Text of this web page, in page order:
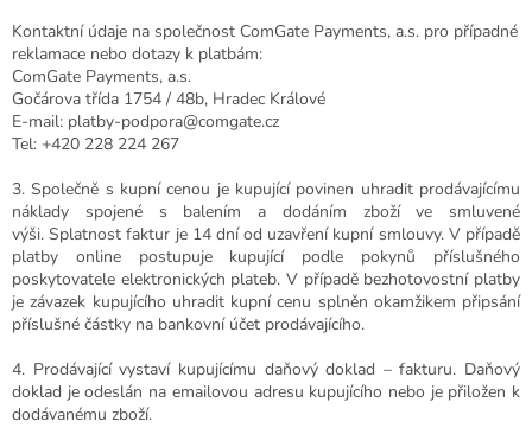
Kontaktní údaje na společnost ComGate Payments, a.s. pro případné
reklamace nebo dotazy k platbám:
ComGate Payments, a.s.
Gočárova třída 1754 / 48b, Hradec Králové
E-mail: platby-podpora@comgate.cz
Tel: +420 228 224 267
3. Společně s kupní cenou je kupující povinen uhradit prodávajícímu
náklady spojené s balením a dodáním zboží ve smluvené
výši. Splatnost faktur je 14 dní od uzavření kupní smlouvy. V případě
platby online postupuje kupující podle pokynů příslušného
poskytovatele elektronických plateb. V případě bezhotovostní platby
je závazek kupujícího uhradit kupní cenu splněn okamžikem připsání
příslušné částky na bankovní účet prodávajícího.
4. Prodávající vystaví kupujícímu daňový doklad – fakturu. Daňový
doklad je odeslán na emailovou adresu kupujícího nebo je přiložen k
dodávanému zboží.